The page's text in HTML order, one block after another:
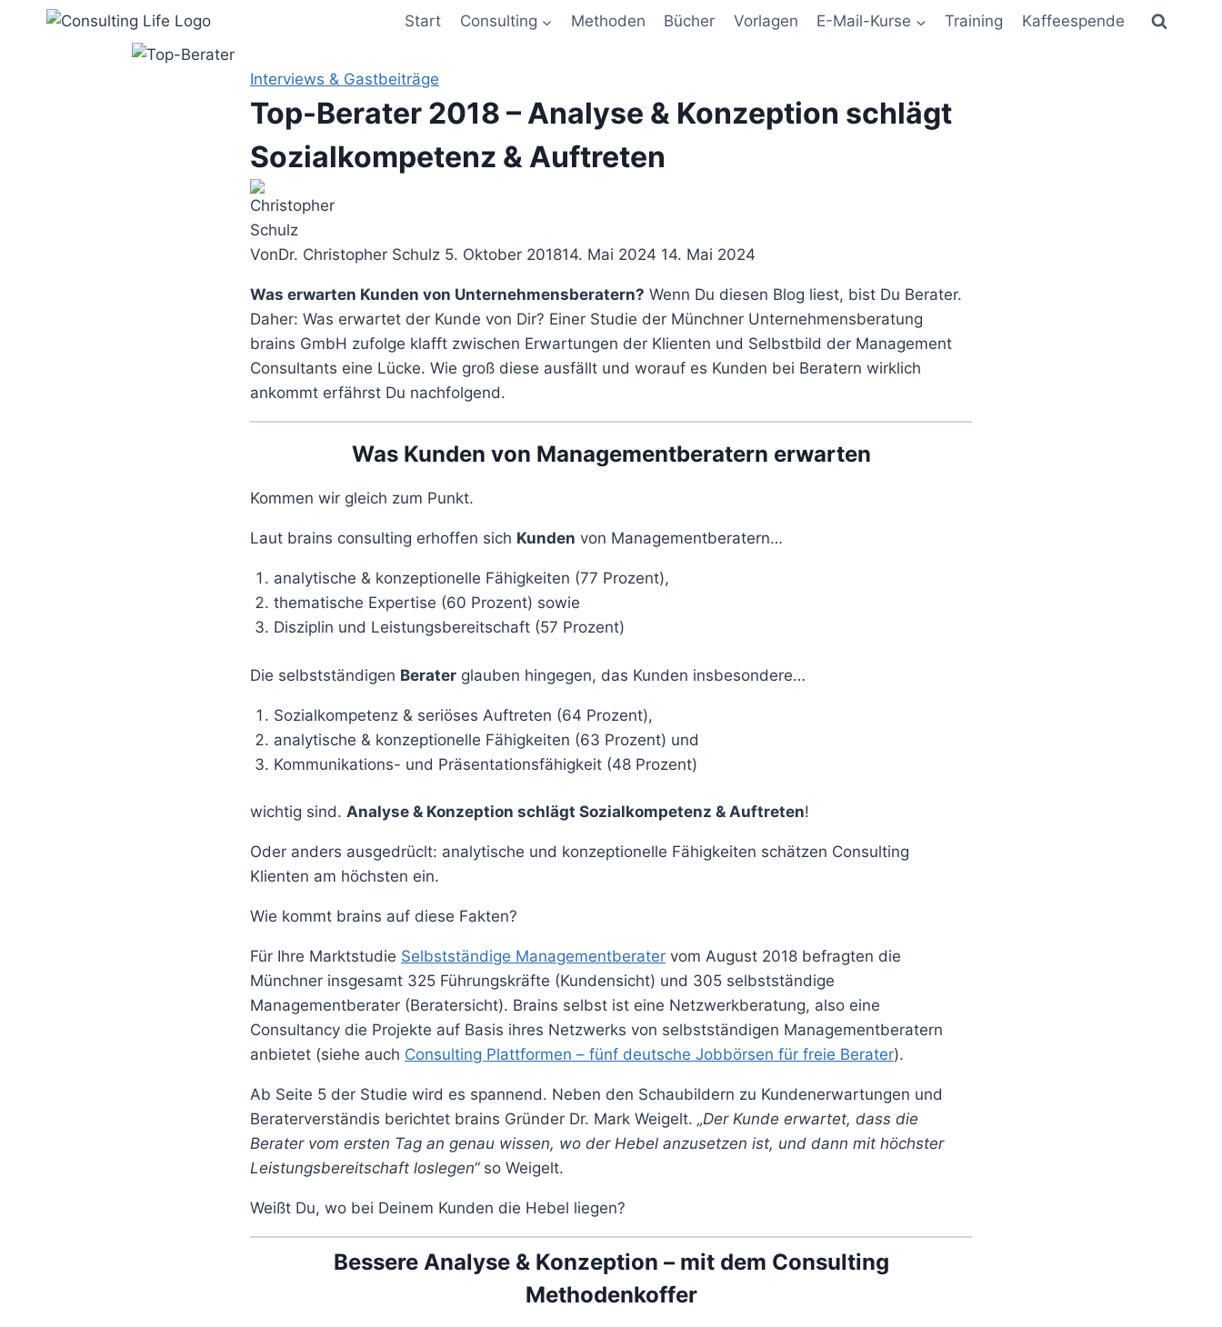
Start Consulting Methoden Bücher Vorlagen E-Mail-Kurse Training Kaffeespende
Interviews & Gastbeiträge
Top-Berater 2018 – Analyse & Konzeption schlägt
Sozialkompetenz & Auftreten
VonDr. Christopher Schulz 5. Oktober 201814. Mai 2024 14. Mai 2024
Was erwarten Kunden von Unternehmensberatern? Wenn Du diesen Blog liest, bist Du Berater.
Daher: Was erwartet der Kunde von Dir? Einer Studie der Münchner Unternehmensberatung
brains GmbH zufolge klafft zwischen Erwartungen der Klienten und Selbstbild der Management
Consultants eine Lücke. Wie groß diese ausfällt und worauf es Kunden bei Beratern wirklich
ankommt erfährst Du nachfolgend.
Was Kunden von Managementberatern erwarten
Kommen wir gleich zum Punkt.
Laut brains consulting erhoffen sich Kunden von Managementberatern…
analytische & konzeptionelle Fähigkeiten (77 Prozent),
thematische Expertise (60 Prozent) sowie
Disziplin und Leistungsbereitschaft (57 Prozent)
Die selbstständigen Berater glauben hingegen, das Kunden insbesondere…
Sozialkompetenz & seriöses Auftreten (64 Prozent),
analytische & konzeptionelle Fähigkeiten (63 Prozent) und
Kommunikations- und Präsentationsfähigkeit (48 Prozent)
wichtig sind. Analyse & Konzeption schlägt Sozialkompetenz & Auftreten!
Oder anders ausgedrüclt: analytische und konzeptionelle Fähigkeiten schätzen Consulting
Klienten am höchsten ein.
Wie kommt brains auf diese Fakten?
Für Ihre Marktstudie Selbstständige Managementberater vom August 2018 befragten die
Münchner insgesamt 325 Führungskräfte (Kundensicht) und 305 selbstständige
Managementberater (Beratersicht). Brains selbst ist eine Netzwerkberatung, also eine
Consultancy die Projekte auf Basis ihres Netzwerks von selbstständigen Managementberatern
anbietet (siehe auch Consulting Plattformen – fünf deutsche Jobbörsen für freie Berater).
Ab Seite 5 der Studie wird es spannend. Neben den Schaubildern zu Kundenerwartungen und
Beraterverständis berichtet brains Gründer Dr. Mark Weigelt. „Der Kunde erwartet, dass die
Berater vom ersten Tag an genau wissen, wo der Hebel anzusetzen ist, und dann mit höchster
Leistungsbereitschaft loslegen“ so Weigelt.
Weißt Du, wo bei Deinem Kunden die Hebel liegen?
Bessere Analyse & Konzeption – mit dem Consulting
Methodenkoffer